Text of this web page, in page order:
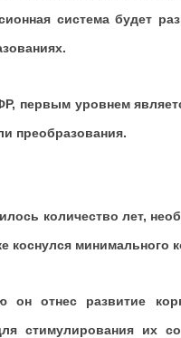
система будет
первым уровнем
преобразования.
количество лет,
коснулся
он отнес развитие
стимулирования их